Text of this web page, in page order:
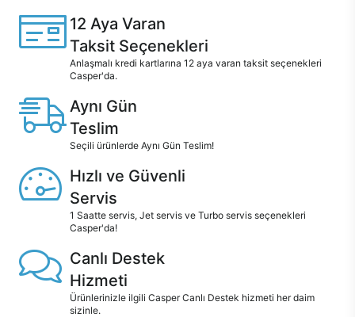
12 Aya Varan
Taksit Seçenekleri
Anlaşmalı kredi kartlarına 12 aya varan taksit seçenekleri
Casper'da.
Aynı Gün
Teslim
Seçili ürünlerde Aynı Gün Teslim!
Hızlı ve Güvenli
Servis
1 Saatte servis, Jet servis ve Turbo servis seçenekleri
Casper'da!
Canlı Destek
Hizmeti
Ürünlerinizle ilgili Casper Canlı Destek hizmeti her daim
sizinle.